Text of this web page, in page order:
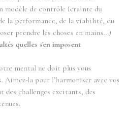
modèle de contrôle (crainte du
la performance, de la viabilité, du
prendre les choses en mains...)
quelles s'en imposent
mental ne doit plus vous
Aimez-la pour l’harmoniser avec vos
des challenges excitants, des